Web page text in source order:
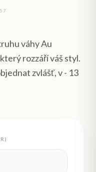
váhy Au
rozzáří váš styl.
zvlášť, v - 13